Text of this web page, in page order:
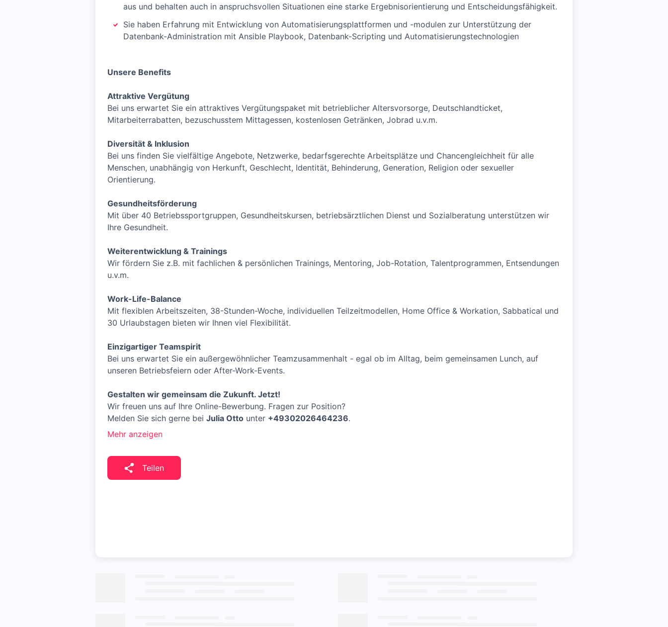
aus und behalten auch in anspruchsvollen Situationen eine starke Ergebnisorientierung und Entscheidungsfähigkeit.
Sie haben Erfahrung mit Entwicklung von Automatisierungsplattformen und -modulen zur Unterstützung der
Datenbank-Administration mit Ansible Playbook, Datenbank-Scripting und Automatisierungstechnologien
Unsere Benefits
Attraktive Vergütung
Bei uns erwartet Sie ein attraktives Vergütungspaket mit betrieblicher Altersvorsorge, Deutschlandticket,
Mitarbeiterrabatten, bezuschusstem Mittagessen, kostenlosen Getränken, Jobrad u.v.m.
Diversität & Inklusion
Bei uns finden Sie vielfältige Angebote, Netzwerke, bedarfsgerechte Arbeitsplätze und Chancengleichheit für alle
Menschen, unabhängig von Herkunft, Geschlecht, Identität, Behinderung, Generation, Religion oder sexueller
Orientierung.
Gesundheitsförderung
Mit über 40 Betriebssportgruppen, Gesundheitskursen, betriebsärztlichen Dienst und Sozialberatung unterstützen wir
Ihre Gesundheit.
Weiterentwicklung & Trainings
Wir fördern Sie z.B. mit fachlichen & persönlichen Trainings, Mentoring, Job-Rotation, Talentprogrammen, Entsendungen
u.v.m.
Work-Life-Balance
Mit flexiblen Arbeitszeiten, 38-Stunden-Woche, individuellen Teilzeitmodellen, Home Office & Workation, Sabbatical und
30 Urlaubstagen bieten wir Ihnen viel Flexibilität.
Einzigartiger Teamspirit
Bei uns erwartet Sie ein außergewöhnlicher Teamzusammenhalt - egal ob im Alltag, beim gemeinsamen Lunch, auf
unseren Betriebsfeiern oder After-Work-Events.
Gestalten wir gemeinsam die Zukunft. Jetzt!
Wir freuen uns auf Ihre Online-Bewerbung. Fragen zur Position?
Melden Sie sich gerne bei Julia Otto unter +49302026464236.
Mehr anzeigen
Teilen